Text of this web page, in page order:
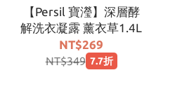
【Persil 寶瀅】深層酵
解洗衣凝露 薰衣草1.4L
NT$269
NT$349 7.7折